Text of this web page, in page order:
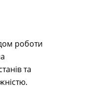
роботи
та